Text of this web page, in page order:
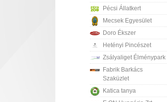
Pécsi Állatkert
Mecsek Egyesület
Doro Ékszer
Hetényi Pincészet
Zsályaliget Élménypark
Fabrik Barkács
Szaküzlet
Katica tanya